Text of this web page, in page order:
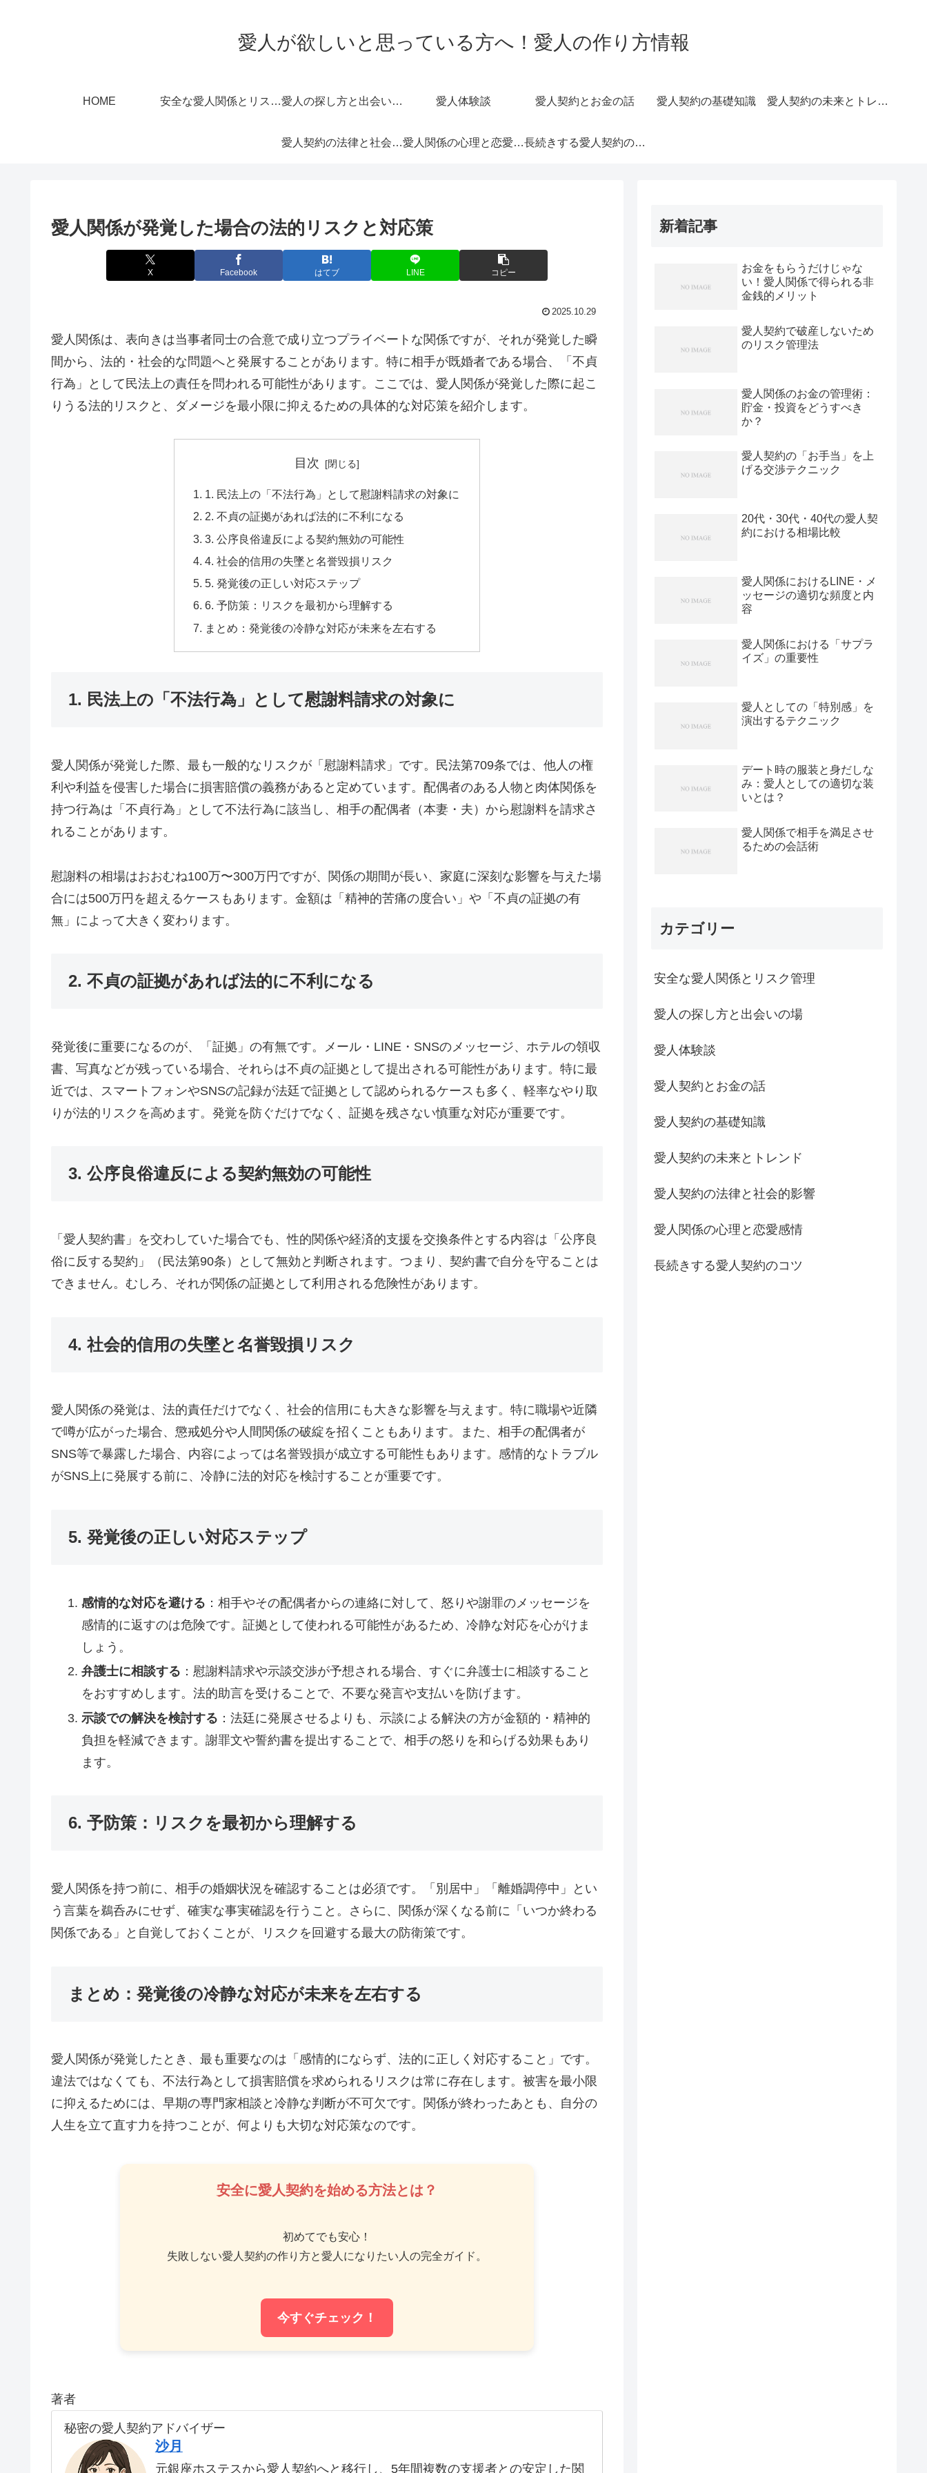
愛人が欲しいと思っている方へ！愛人の作り方情報
HOME 安全な愛人関係とリスク管理 愛人の探し方と出会いの場 愛人体験談 愛人契約とお金の話 愛人契約の基礎知識 愛人契約の未来とトレンド
愛人契約の法律と社会的影響 愛人関係の心理と恋愛感情 長続きする愛人契約のコツ
愛人関係が発覚した場合の法的リスクと対応策
X Facebook はてブ LINE コピー
2025.10.29
愛人関係は、表向きは当事者同士の合意で成り立つプライベートな関係ですが、それが発覚した瞬
間から、法的・社会的な問題へと発展することがあります。特に相手が既婚者である場合、「不貞
行為」として民法上の責任を問われる可能性があります。ここでは、愛人関係が発覚した際に起こ
りうる法的リスクと、ダメージを最小限に抑えるための具体的な対応策を紹介します。
目次
1. 民法上の「不法行為」として慰謝料請求の対象に
2. 不貞の証拠があれば法的に不利になる
3. 公序良俗違反による契約無効の可能性
4. 社会的信用の失墜と名誉毀損リスク
5. 発覚後の正しい対応ステップ
6. 予防策：リスクを最初から理解する
まとめ：発覚後の冷静な対応が未来を左右する
1. 民法上の「不法行為」として慰謝料請求の対象に
愛人関係が発覚した際、最も一般的なリスクが「慰謝料請求」です。民法第709条では、他人の権
利や利益を侵害した場合に損害賠償の義務があると定めています。配偶者のある人物と肉体関係を
持つ行為は「不貞行為」として不法行為に該当し、相手の配偶者（本妻・夫）から慰謝料を請求さ
れることがあります。
慰謝料の相場はおおむね100万〜300万円ですが、関係の期間が長い、家庭に深刻な影響を与えた場
合には500万円を超えるケースもあります。金額は「精神的苦痛の度合い」や「不貞の証拠の有
無」によって大きく変わります。
2. 不貞の証拠があれば法的に不利になる
発覚後に重要になるのが、「証拠」の有無です。メール・LINE・SNSのメッセージ、ホテルの領収
書、写真などが残っている場合、それらは不貞の証拠として提出される可能性があります。特に最
近では、スマートフォンやSNSの記録が法廷で証拠として認められるケースも多く、軽率なやり取
りが法的リスクを高めます。発覚を防ぐだけでなく、証拠を残さない慎重な対応が重要です。
3. 公序良俗違反による契約無効の可能性
「愛人契約書」を交わしていた場合でも、性的関係や経済的支援を交換条件とする内容は「公序良
俗に反する契約」（民法第90条）として無効と判断されます。つまり、契約書で自分を守ることは
できません。むしろ、それが関係の証拠として利用される危険性があります。
4. 社会的信用の失墜と名誉毀損リスク
愛人関係の発覚は、法的責任だけでなく、社会的信用にも大きな影響を与えます。特に職場や近隣
で噂が広がった場合、懲戒処分や人間関係の破綻を招くこともあります。また、相手の配偶者が
SNS等で暴露した場合、内容によっては名誉毀損が成立する可能性もあります。感情的なトラブル
がSNS上に発展する前に、冷静に法的対応を検討することが重要です。
5. 発覚後の正しい対応ステップ
感情的な対応を避ける ：相手やその配偶者からの連絡に対して、怒りや謝罪のメッセージを
感情的に返すのは危険です。証拠として使われる可能性があるため、冷静な対応を心がけま
しょう。
弁護士に相談する ：慰謝料請求や示談交渉が予想される場合、すぐに弁護士に相談すること
をおすすめします。法的助言を受けることで、不要な発言や支払いを防げます。
示談での解決を検討する ：法廷に発展させるよりも、示談による解決の方が金額的・精神的
負担を軽減できます。謝罪文や誓約書を提出することで、相手の怒りを和らげる効果もあり
ます。
6. 予防策：リスクを最初から理解する
愛人関係を持つ前に、相手の婚姻状況を確認することは必須です。「別居中」「離婚調停中」とい
う言葉を鵜呑みにせず、確実な事実確認を行うこと。さらに、関係が深くなる前に「いつか終わる
関係である」と自覚しておくことが、リスクを回避する最大の防衛策です。
まとめ：発覚後の冷静な対応が未来を左右する
愛人関係が発覚したとき、最も重要なのは「感情的にならず、法的に正しく対応すること」です。
違法ではなくても、不法行為として損害賠償を求められるリスクは常に存在します。被害を最小限
に抑えるためには、早期の専門家相談と冷静な判断が不可欠です。関係が終わったあとも、自分の
人生を立て直す力を持つことが、何よりも大切な対応策なのです。
安全に愛人契約を始める方法とは？
初めてでも安心！
失敗しない愛人契約の作り方と愛人になりたい人の完全ガイド。
今すぐチェック！
著者
秘密の愛人契約アドバイザー
沙月
元銀座ホステスから愛人契約へと移行し、5年間複数の支援者との安定した関
新着記事
お金をもらうだけじゃな
い！愛人関係で得られる非
金銭的メリット
愛人契約で破産しないため
のリスク管理法
愛人関係のお金の管理術：
貯金・投資をどうすべき
か？
愛人契約の「お手当」を上
げる交渉テクニック
20代・30代・40代の愛人契
約における相場比較
愛人関係におけるLINE・メ
ッセージの適切な頻度と内
容
愛人関係における「サプラ
イズ」の重要性
愛人としての「特別感」を
演出するテクニック
デート時の服装と身だしな
み：愛人としての適切な装
いとは？
愛人関係で相手を満足させ
るための会話術
カテゴリー
安全な愛人関係とリスク管理
愛人の探し方と出会いの場
愛人体験談
愛人契約とお金の話
愛人契約の基礎知識
愛人契約の未来とトレンド
愛人契約の法律と社会的影響
愛人関係の心理と恋愛感情
長続きする愛人契約のコツ